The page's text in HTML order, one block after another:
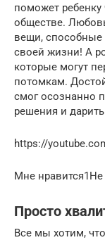
поможет ребенку
обществе.
вещи, способные
своей жизни! А
которые могут
потомкам.
смог осознанно
решения и
https://
Мне нравится1Не
Просто
Все мы хотим,